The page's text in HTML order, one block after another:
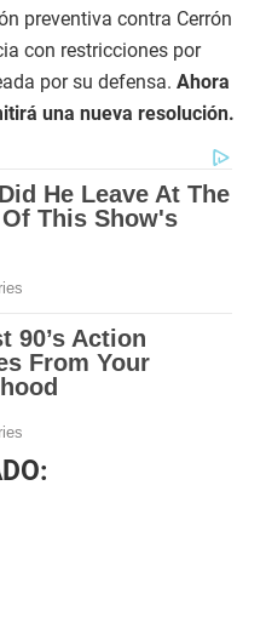
preventiva contra Cerrón
con restricciones por
por su defensa. Ahora
una nueva resolución.